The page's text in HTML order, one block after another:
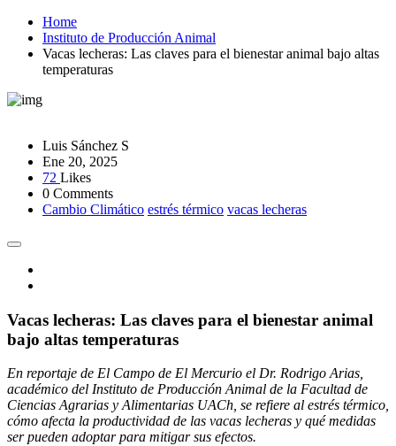
Home
Instituto de Producción Animal
Vacas lecheras: Las claves para el bienestar animal bajo altas
temperaturas
Luis Sánchez S
Ene 20, 2025
72 Likes
0 Comments
Cambio Climático estrés térmico vacas lecheras
Vacas lecheras: Las claves para el bienestar animal
bajo altas temperaturas
En reportaje de El Campo de El Mercurio el Dr. Rodrigo Arias,
académico del Instituto de Producción Animal de la Facultad de
Ciencias Agrarias y Alimentarias UACh, se refiere al estrés térmico,
cómo afecta la productividad de las vacas lecheras y qué medidas
ser pueden adoptar para mitigar sus efectos.